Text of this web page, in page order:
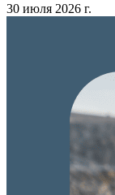
30 июля 2026 г.